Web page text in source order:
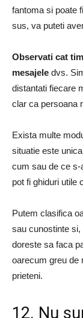
fantoma si poate
sus, va puteti
Observati cat
mesajele dvs.
distantati fiecare
clar ca persoana
Exista multe
situatie este
cum sau de ce s-
pot fi ghiduri utile
Putem clasifica
sau cunostinte
doreste sa faca
oarecum greu de
prieteni.
12. Nu